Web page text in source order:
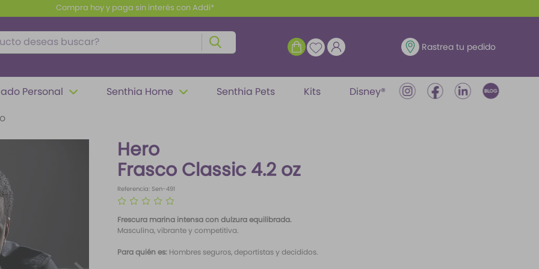
Envío gratis a partir de $100.000
deseas buscar? ENTRAR Rastrea tu pedido
Personal Senthia Home Senthia Pets Kits
Disney®
Hero
Frasco Classic 4.2 oz
Referencia: Sen-491
Frescura marina intensa con dulzura equilibrada.
Masculina, vibrante y competitiva.
Para quién es: Hombres seguros, deportistas y decididos.